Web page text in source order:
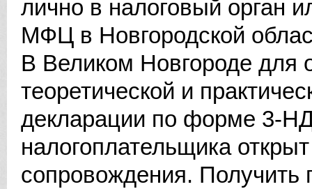
лично в налоговый орган
МФЦ в Новгородской
В Великом Новгороде для
теоретической и
декларации по форме 3-
налогоплательщика
сопровождения. Получить